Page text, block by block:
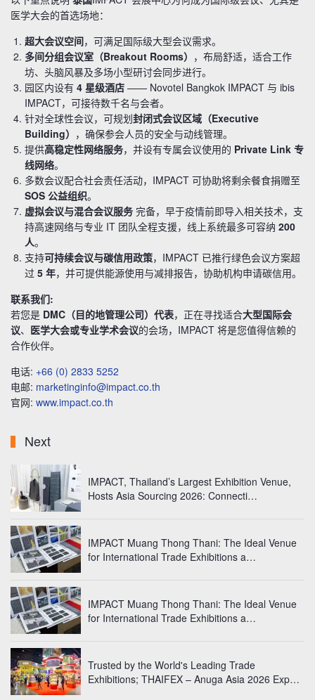
医学大会的首选场地：
超大会议空间，可满足国际级大型会议需求。
多间分组会议室（Breakout Rooms） ，布局舒适，适合工作
坊、头脑风暴及多场小型研讨会同步进行。
园区内设有 4 星级酒店 —— Novotel Bangkok IMPACT 与 ibis
IMPACT，可接待数千名与会者。
针对全球性会议，可规划封闭式会议区域（Executive
Building） ，确保参会人员的安全与动线管理。
提供高稳定性网络服务，并设有专属会议使用的 Private Link 专
线网络。
多数会议配合社会责任活动，IMPACT 可协助将剩余餐食捐赠至
SOS 公益组织。
虚拟会议与混合会议服务 完备，早于疫情前即导入相关技术，支
持高速网络与专业 IT 团队全程支援，线上系统最多可容纳 200
人。
支持可持续会议与碳信用政策，IMPACT 已推行绿色会议方案超
过 5 年，并可提供能源使用与减排报告，协助机构申请碳信用。
联系我们:
若您是 DMC（目的地管理公司）代表，正在寻找适合大型国际会
议、 医学大会或专业学术会议的会场，IMPACT 将是您值得信赖的
合作伙伴。
电话: +66 (0) 2833 5252
电邮: marketinginfo@impact.co.th
官网: www.impact.co.th
Next
IMPACT, Thailand’s Largest Exhibition Venue,
Hosts Asia Sourcing 2026: Connecti…
IMPACT Muang Thong Thani: The Ideal Venue
for International Trade Exhibitions a…
IMPACT Muang Thong Thani: The Ideal Venue
for International Trade Exhibitions a…
Trusted by the World's Leading Trade
Exhibitions; THAIFEX – Anuga Asia 2026 Exp…